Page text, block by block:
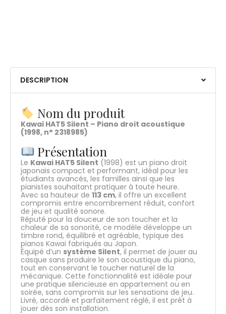
DESCRIPTION
Nom du produit
Kawai HAT5 Silent – Piano droit acoustique
(1998, n° 2318985)
Présentation
Le Kawai HAT5 Silent (1998) est un piano droit
japonais compact et performant, idéal pour les
étudiants avancés, les familles ainsi que les
pianistes souhaitant pratiquer à toute heure.
Avec sa hauteur de 113 cm, il offre un excellent
compromis entre encombrement réduit, confort
de jeu et qualité sonore.
Réputé pour la douceur de son toucher et la
chaleur de sa sonorité, ce modèle développe un
timbre rond, équilibré et agréable, typique des
pianos Kawai fabriqués au Japon.
Équipé d’un système Silent, il permet de jouer au
casque sans produire le son acoustique du piano,
tout en conservant le toucher naturel de la
mécanique. Cette fonctionnalité est idéale pour
une pratique silencieuse en appartement ou en
soirée, sans compromis sur les sensations de jeu.
Livré, accordé et parfaitement réglé, il est prêt à
jouer dès son installation.